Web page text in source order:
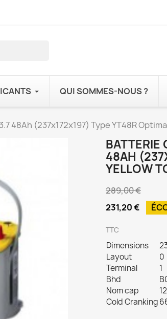
QUI SOMMES-NOUS ?
48Ah (237x172x197) Type YT48R
BATTERIE
48AH
YELLOW
289,00 €
231,20 €
TTC
Dimensions
Layout
0
Terminal
1
Bhd
Nom cap
Cold Cranking